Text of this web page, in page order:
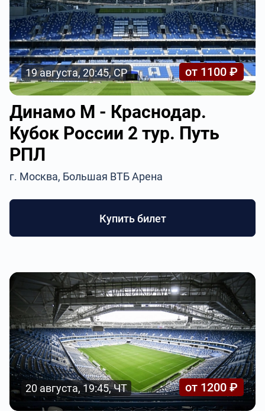
19 августа, 20:45, СР от 1100 ₽
Динамо М - Краснодар.
Кубок России 2 тур. Путь
РПЛ
г. Москва, Большая ВТБ Арена
Купить билет
20 августа, 19:45, ЧТ от 1200 ₽